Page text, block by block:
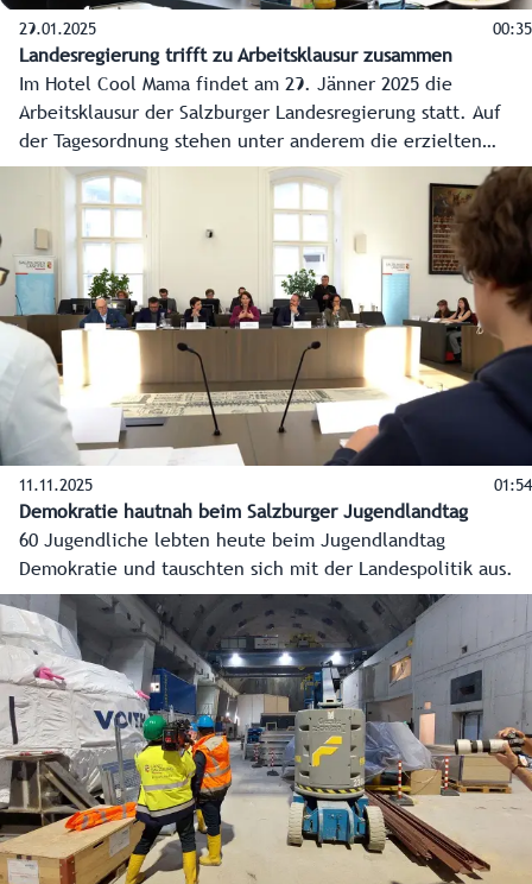
29.01.2025 00:35
Landesregierung trifft zu Arbeitsklausur zusammen
Im Hotel Cool Mama findet am 29. Jänner 2025 die
Arbeitsklausur der Salzburger Landesregierung statt. Auf
der Tagesordnung stehen unter anderem die erzielten
Ergebnisse seit der letzten Klausur und die Vorhaben in
den einzelnen Zuständigkeitsbereichen für das Jahr 2025.
Ein zentraler Punkt der Arbeitsklausur wird auch die
Diskussion über eine neue Ressortverteilung innerhalb der
Landesregierung sein. Über die Ergebnisse wird am
Donnerstag, 30. Jänner 2025, im Rahmen einer
Pressekonferenz informiert.
11.11.2025 01:54
Demokratie hautnah beim Salzburger Jugendlandtag
60 Jugendliche lebten heute beim Jugendlandtag
Demokratie und tauschten sich mit der Landespolitik aus.